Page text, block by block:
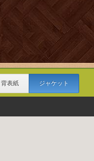
背表紙 ジャケット